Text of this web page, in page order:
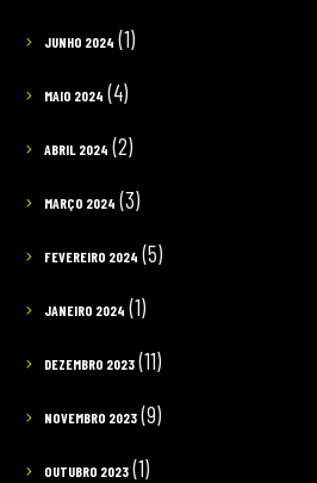
JUNHO 2024 (1)
MAIO 2024 (4)
ABRIL 2024 (2)
MARÇO 2024 (3)
FEVEREIRO 2024 (5)
JANEIRO 2024 (1)
DEZEMBRO 2023(11)
NOVEMBRO 2023(9)
OUTUBRO 2023(1)